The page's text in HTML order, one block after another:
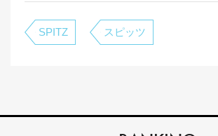
SPITZ スピッツ